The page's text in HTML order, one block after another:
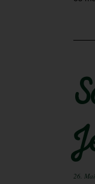
26.